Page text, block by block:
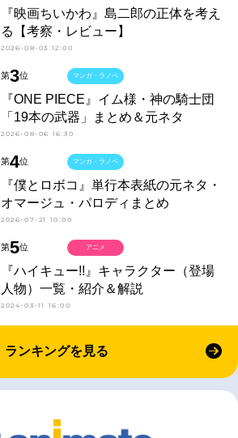
『映画ちいかわ』島二郎の正体を考え
る【考察・レビュー】
2026-08-03 12:00
第3位
『ONE PIECE』イム様・神の騎士団
「19本の武器」まとめ＆元ネタ
2026-08-06 16:30
マンガ・ラノベ
第4位
『僕とロボコ』単行本表紙の元ネタ・
オマージュ・パロディまとめ
2026-07-21 10:00
マンガ・ラノベ
第5位
『ハイキュー!!』キャラクター（登場
人物）一覧・紹介＆解説
2024-03-11 16:00
アニメ
ランキングを見る